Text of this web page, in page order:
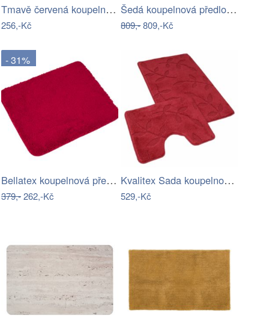
Tmavě červená koupelnová předložka…
256,-Kč
Šedá koupelnová předložka 80x50 cm…
809,-809,-Kč
- 31%
Bellatex koupelnová předložka MICRO…
379,-262,-Kč
Kvalitex Sada koupelnových předložek…
529,-Kč